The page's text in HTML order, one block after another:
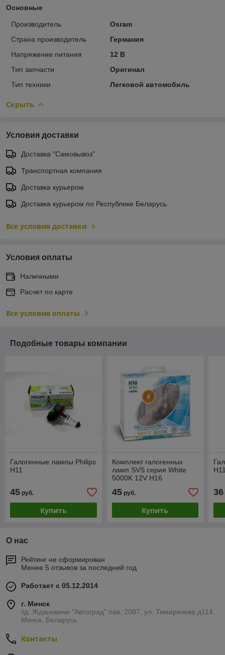
Основные
Производитель
Osram
Страна производитель
Германия
Напряжение питания
12 В
Тип запчасти
Оригинал
Тип техники
Легковой автомобиль
Скрыть
Условия доставки
Доставка "Самовывоз"
Транспортная компания
Доставка курьером
Доставка курьером по Республике Беларусь
Все условия доставки
Условия оплаты
Наличными
Расчет по карте
Все условия оплаты
Подобные товары компании
Галогенные лампы Philips
H11
45 руб.
Купить
Комплект галогенных
ламп SVS серия White
5000K 12V H16
45руб.
Купить
36
О нас
Рейтинг не сформирован
Менее 5 отзывов за последний год
Работает с 05.12.2014
г. Минск
тд. Ждановичи "Автоград" пав. 2087, ул. Тимирязева д114,
Минск, Беларусь
Контакты